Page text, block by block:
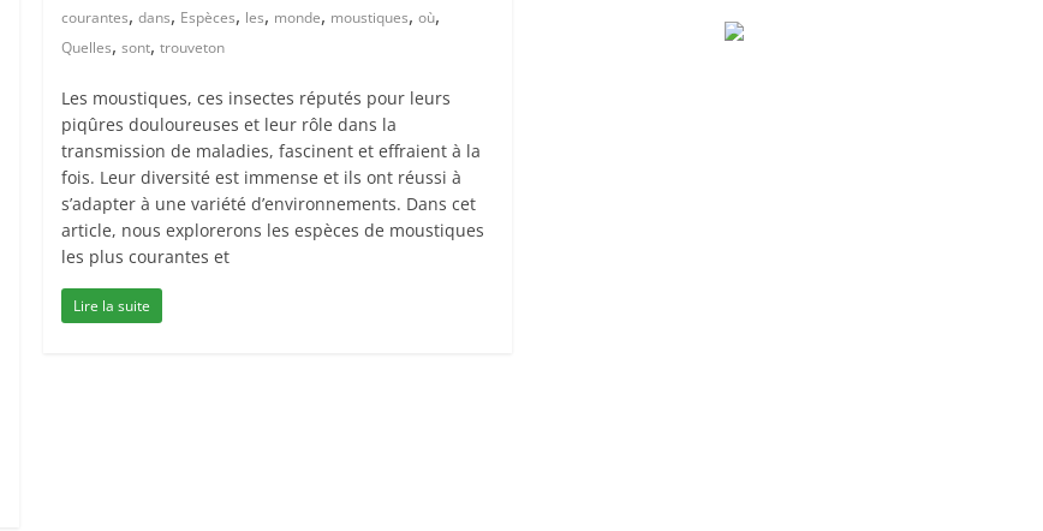
courantes,dans, Espèces, les, monde, moustiques,où,
Quelles,sont,trouveton
Les moustiques, ces insectes réputés pour leurs
piqûres douloureuses et leur rôle dans la
transmission de maladies, fascinent et effraient à la
fois. Leur diversité est immense et ils ont réussi à
s’adapter à une variété d’environnements. Dans cet
article, nous explorerons les espèces de moustiques
les plus courantes et
Lire la suite